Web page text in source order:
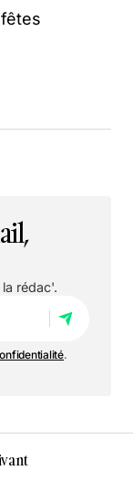
rédac'.
.